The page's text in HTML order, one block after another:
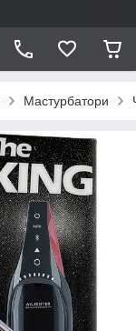
Мастурбатори